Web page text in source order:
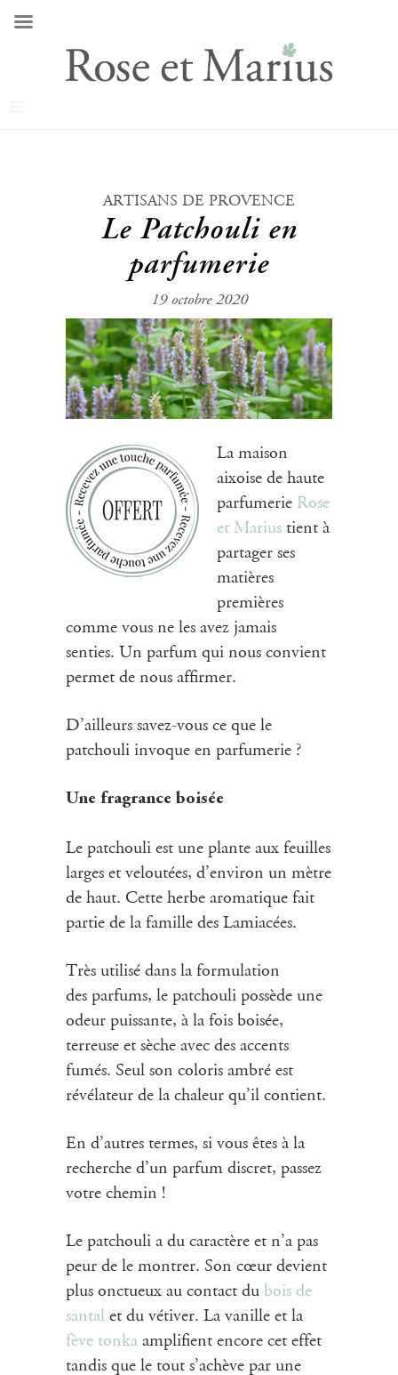
ARTISANS DE PROVENCE
Le Patchouli en
parfumerie
19 octobre 2020
La maison
aixoise de haute
parfumerie Rose
et Marius tient à
partager ses
matières
premières
comme vous ne les avez jamais
senties. Un parfum qui nous convient
permet de nous affirmer.
D’ailleurs savez-vous ce que le
patchouli invoque en parfumerie ?
Une fragrance boisée
Le patchouli est une plante aux feuilles
larges et veloutées, d’environ un mètre
de haut. Cette herbe aromatique fait
partie de la famille des Lamiacées.
Très utilisé dans la formulation
des parfums, le patchouli possède une
odeur puissante, à la fois boisée,
terreuse et sèche avec des accents
fumés. Seul son coloris ambré est
révélateur de la chaleur qu’il contient.
En d’autres termes, si vous êtes à la
recherche d’un parfum discret, passez
votre chemin !
Le patchouli a du caractère et n’a pas
peur de le montrer. Son cœur devient
plus onctueux au contact du bois de
santal et du vétiver. La vanille et la
fève tonka amplifient encore cet effet
tandis que le tout s’achève par une